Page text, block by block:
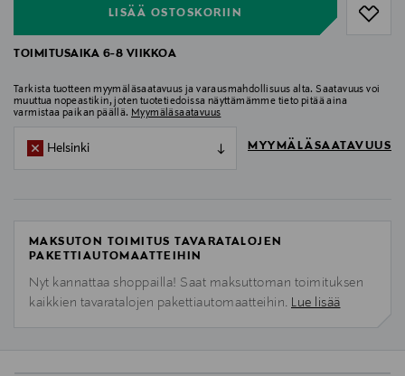
LISÄÄ OSTOSKORIIN
TOIMITUSAIKA 6-8 VIIKKOA
Tarkista tuotteen myymäläsaatavuus ja varausmahdollisuus alta. Saatavuus voi
muuttua nopeastikin, joten tuotetiedoissa näyttämämme tieto pitää aina
varmistaa paikan päällä. Myymäläsaatavuus
Helsinki MYYMÄLÄSAATAVUUS
MAKSUTON TOIMITUS TAVARATALOJEN
PAKETTIAUTOMAATTEIHIN
Nyt kannattaa shoppailla! Saat maksuttoman toimituksen
kaikkien tavaratalojen pakettiautomaatteihin. Lue lisää